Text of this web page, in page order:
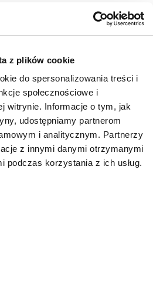
z plików cookie
do spersonalizowania treści i
społecznościowe i
witrynie. Informacje o tym, jak
udostępniamy partnerom
i analitycznym. Partnerzy
z innymi danymi otrzymanymi
podczas korzystania z ich usług.